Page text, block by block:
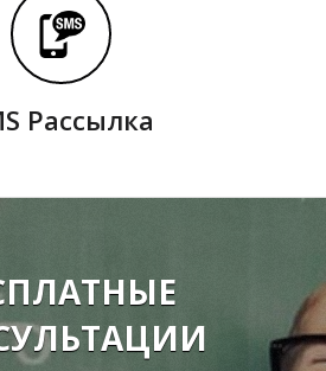
Рассылка